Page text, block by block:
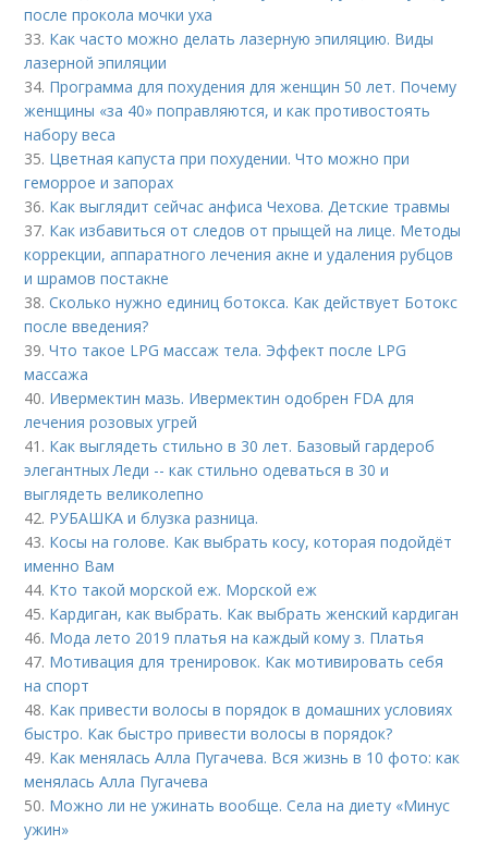
после прокола мочки уха
33. Как часто можно делать лазерную эпиляцию. Виды
лазерной эпиляции
34. Программа для похудения для женщин 50 лет. Почему
женщины «за 40» поправляются, и как противостоять
набору веса
35. Цветная капуста при похудении. Что можно при
геморрое и запорах
36. Как выглядит сейчас анфиса Чехова. Детские травмы
37. Как избавиться от следов от прыщей на лице. Методы
коррекции, аппаратного лечения акне и удаления рубцов
и шрамов постакне
38.Сколько нужно единиц ботокса. Как действует Ботокс
после введения?
39.Что такое LPG массаж тела. Эффект после LPG
массажа
40. Ивермектин мазь. Ивермектин одобрен FDA для
лечения розовых угрей
41. Как выглядеть стильно в 30 лет. Базовый гардероб
элегантных Леди -- как стильно одеваться в 30 и
выглядеть великолепно
42. РУБАШКА и блузка разница.
43. Косы на голове. Как выбрать косу, которая подойдёт
именно Вам
44. Кто такой морской еж. Морской еж
45. Кардиган, как выбрать. Как выбрать женский кардиган
46. Мода лето 2019 платья на каждый кому з. Платья
47. Мотивация для тренировок. Как мотивировать себя
на спорт
48. Как привести волосы в порядок в домашних условиях
быстро. Как быстро привести волосы в порядок?
49. Как менялась Алла Пугачева. Вся жизнь в 10 фото: как
менялась Алла Пугачева
50. Можно ли не ужинать вообще. Села на диету «Минус
ужин»